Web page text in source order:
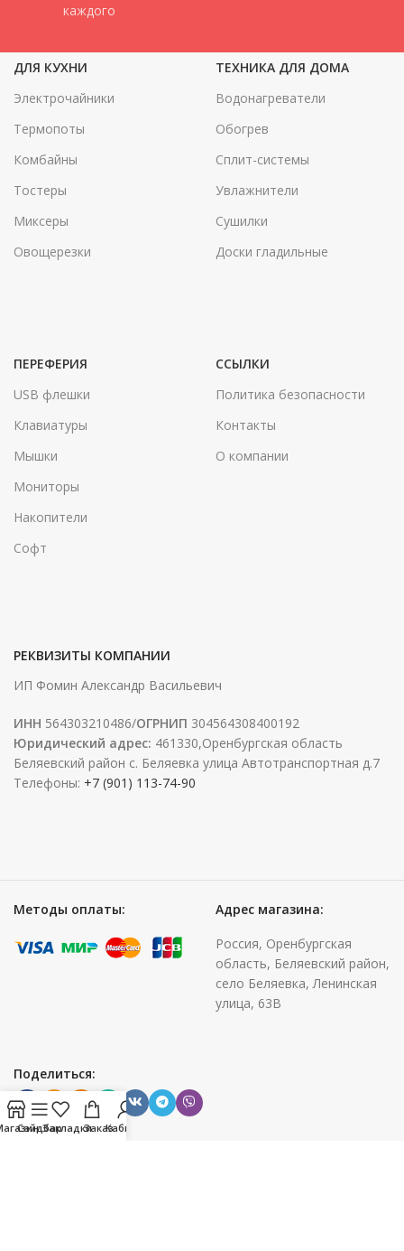
каждого
ДЛЯ КУХНИ
Электрочайники
Термопоты
Комбайны
Тостеры
Миксеры
Овощерезки
ТЕХНИКА ДЛЯ ДОМА
Водонагреватели
Обогрев
Сплит-системы
Увлажнители
Сушилки
Доски гладильные
ПЕРЕФЕРИЯ
USB флешки
Клавиатуры
Мышки
Мониторы
Накопители
Софт
ССЫЛКИ
Политика безопасности
Контакты
О компании
РЕКВИЗИТЫ КОМПАНИИ
ИП Фомин Александр Васильевич
ИНН 564303210486/ОГРНИП 304564308400192
Юридический адрес: 461330,Оренбургская область
Беляевский район с. Беляевка улица Автотранспортная д.7
Телефоны: +7 (901) 113-74-90
Методы оплаты:
Адрес магазина:
Россия, Оренбургская
область, Беляевский район,
село Беляевка, Ленинская
улица, 63В
Поделиться:
СайдбарЗакладкиЗаказКабинет